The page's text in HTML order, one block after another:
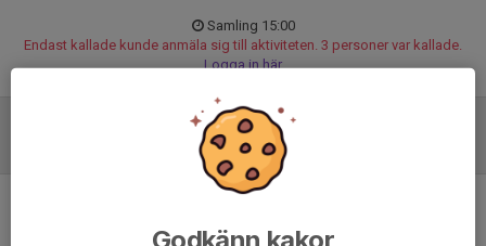
Samling 15:00
Endast kallade kunde anmäla sig till aktiviteten. 3 personer var kallade.
Logga in här
Godkänn kakor